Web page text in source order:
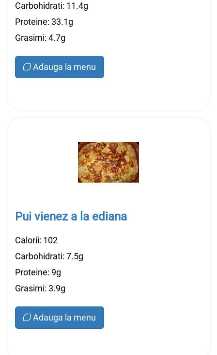
Carbohidrati: 11.4g
Proteine: 33.1g
Grasimi: 4.7g
Adauga la menu
Pui vienez a la ediana
Calorii: 102
Carbohidrati: 7.5g
Proteine: 9g
Grasimi: 3.9g
Adauga la menu